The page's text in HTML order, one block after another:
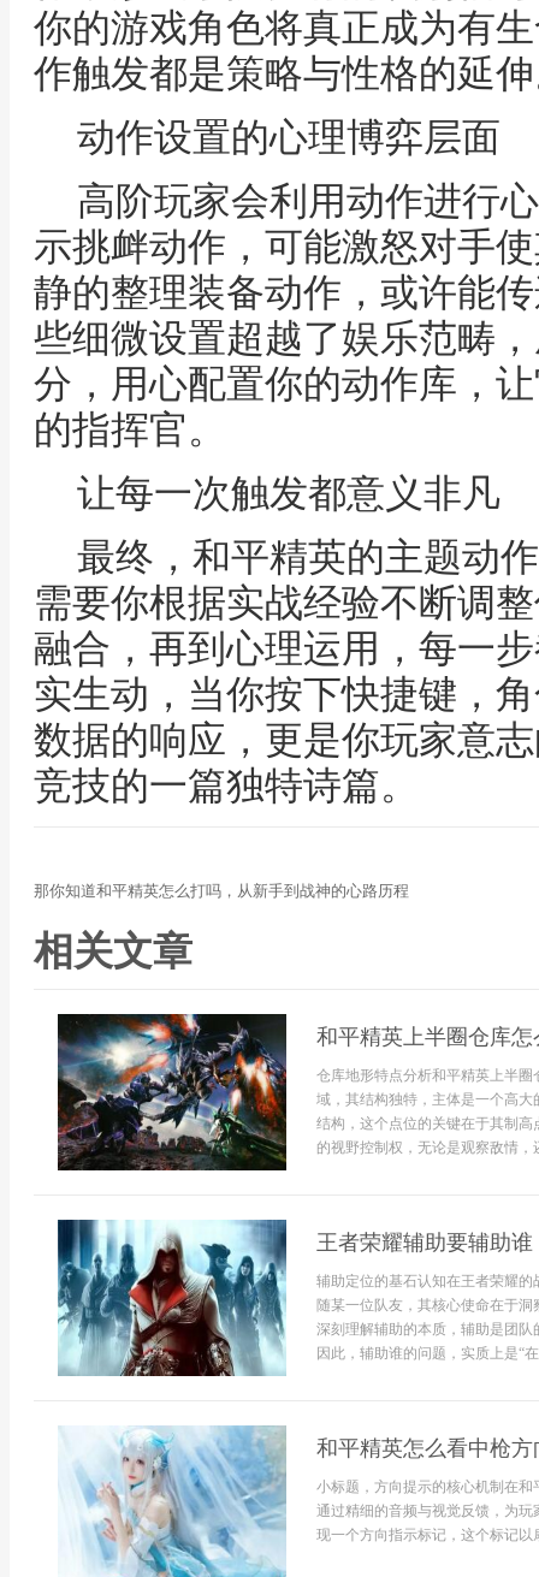
你的游戏角色将真正成为有
作触发都是策略与性格的延
动作设置的心理博弈层面
高阶玩家会利用动作进行
示挑衅动作，可能激怒对手
静的整理装备动作，或许能
些细微设置超越了娱乐范畴
分，用心配置你的动作库，
的指挥官。
让每一次触发都意义非凡
最终，和平精英的主题动
需要你根据实战经验不断调
融合，再到心理运用，每一
实生动，当你按下快捷键，
数据的响应，更是你玩家意
竞技的一篇独特诗篇。
那你知道和平精英怎么打吗，从新手到战神的心路历程
相关文章
和平精英上半圈仓库
仓库地形特点分析和平精英上半
域，其结构独特，主体是一个高
结构，这个点位的关键在于其制
的视野控制权，无论是观察敌情，
王者荣耀辅助要辅助
辅助定位的基石认知在王者荣耀
随某一位队友，其核心使命在于
深刻理解辅助的本质，辅助是团
因此，辅助谁的问题，实质上是“
和平精英怎么看中枪
小标题，方向提示的核心机制在
通过精细的音频与视觉反馈，为
现一个方向指示标记，这个标记以